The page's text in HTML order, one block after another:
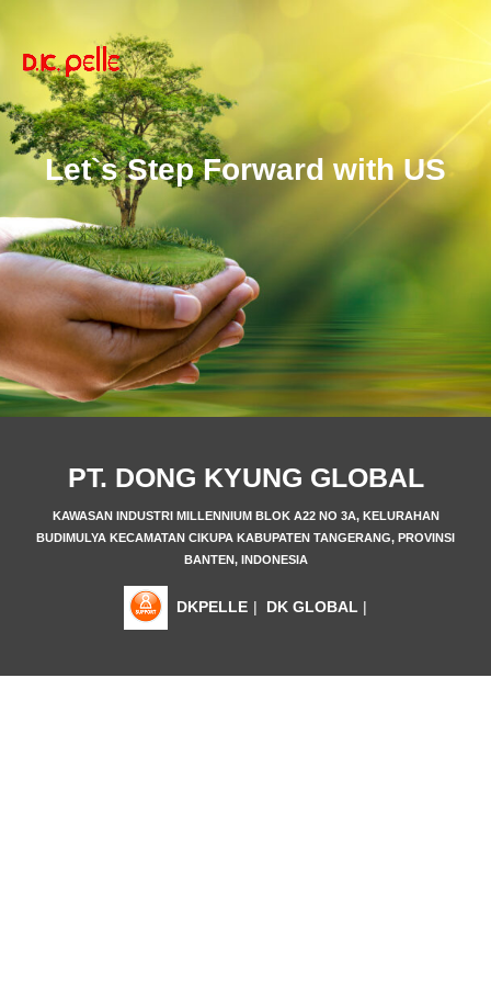
Let`s Step Forward with US
PT. DONG KYUNG GLOBAL
KAWASAN INDUSTRI MILLENNIUM BLOK A22 NO 3A, KELURAHAN
BUDIMULYA KECAMATAN CIKUPA KABUPATEN TANGERANG, PROVINSI
BANTEN, INDONESIA
DKPELLE | DK GLOBAL |